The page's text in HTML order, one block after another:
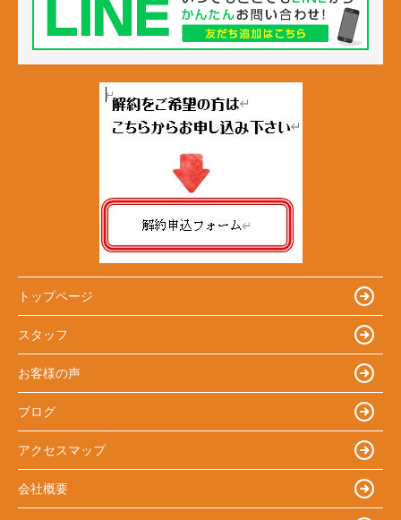
トップページ
スタッフ
お客様の声
ブログ
アクセスマップ
会社概要